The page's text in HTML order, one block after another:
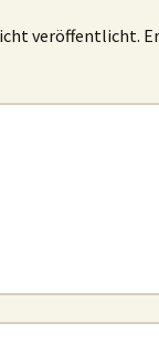
veröffentlicht.